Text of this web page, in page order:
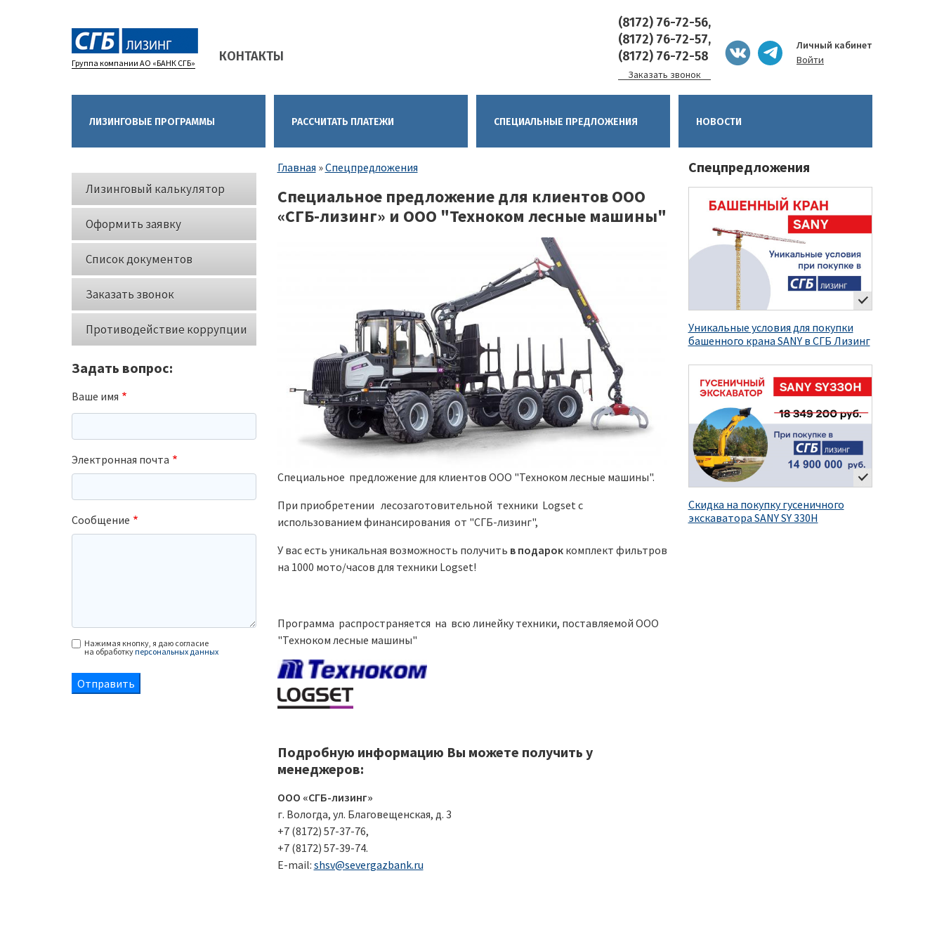
Группа компании АО «БАНК СГБ»
navigation
КОНТАКТЫ
(8172) 76-72-56,
(8172) 76-72-57,
(8172) 76-72-58
Заказать звонок
Личный кабинет
Войти
ЛИЗИНГОВЫЕ ПРОГРАММЫ РАССЧИТАТЬ ПЛАТЕЖИ CПЕЦИАЛЬНЫЕ ПРЕДЛОЖЕНИЯ НОВОСТИ
Кнопки
слева
Лизинговый калькулятор
Оформить заявку
Список документов
Заказать звонок
Противодействие коррупции
Задать вопрос:
Ваше имя
Электронная почта
Сообщение
Нажимая кнопку, я даю согласие
на обработкуперсональных данных
Строка
Главная Спецпредложения
Специальное предложение для клиентов ООО
«СГБ-лизинг» и ООО "Техноком лесные машины"
Специальное предложение для клиентов ООО "Техноком лесные машины".
При приобретении лесозаготовительной техники Logset с
использованием финансирования от "СГБ-лизинг",
У вас есть уникальная возможность получить в подарок комплект фильтров
на 1000 мото/часов для техники Logset!
Программа распространяется на всю линейку техники, поставляемой ООО
"Техноком лесные машины"
Подробную информацию Вы можете получить у
менеджеров:
ООО «СГБ-лизинг»
г. Вологда, ул. Благовещенская, д. 3
+7 (8172) 57-37-76,
+7 (8172) 57-39-74.
E-mail: shsv@severgazbank.ru
Спецпредложения
Уникальные условия для покупки
башенного крана SANY в СГБ Лизинг
Скидка на покупку гусеничного
экскаватора SANY SY 330H